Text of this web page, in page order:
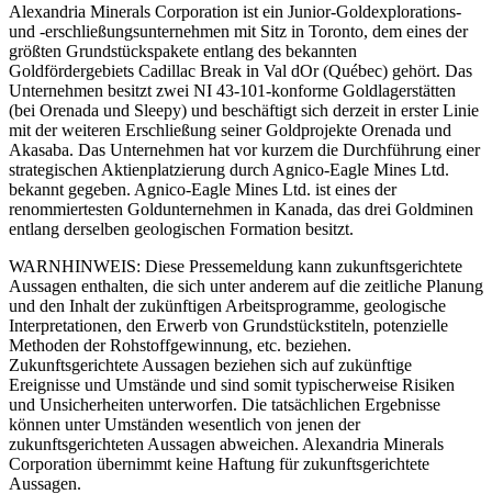
Alexandria Minerals Corporation ist ein Junior-Goldexplorations-
und -erschließungsunternehmen mit Sitz in Toronto, dem eines der
größten Grundstückspakete entlang des bekannten
Goldfördergebiets Cadillac Break in Val dOr (Québec) gehört. Das
Unternehmen besitzt zwei NI 43-101-konforme Goldlagerstätten
(bei Orenada und Sleepy) und beschäftigt sich derzeit in erster Linie
mit der weiteren Erschließung seiner Goldprojekte Orenada und
Akasaba. Das Unternehmen hat vor kurzem die Durchführung einer
strategischen Aktienplatzierung durch Agnico-Eagle Mines Ltd.
bekannt gegeben. Agnico-Eagle Mines Ltd. ist eines der
renommiertesten Goldunternehmen in Kanada, das drei Goldminen
entlang derselben geologischen Formation besitzt.
WARNHINWEIS: Diese Pressemeldung kann zukunftsgerichtete
Aussagen enthalten, die sich unter anderem auf die zeitliche Planung
und den Inhalt der zukünftigen Arbeitsprogramme, geologische
Interpretationen, den Erwerb von Grundstückstiteln, potenzielle
Methoden der Rohstoffgewinnung, etc. beziehen.
Zukunftsgerichtete Aussagen beziehen sich auf zukünftige
Ereignisse und Umstände und sind somit typischerweise Risiken
und Unsicherheiten unterworfen. Die tatsächlichen Ergebnisse
können unter Umständen wesentlich von jenen der
zukunftsgerichteten Aussagen abweichen. Alexandria Minerals
Corporation übernimmt keine Haftung für zukunftsgerichtete
Aussagen.